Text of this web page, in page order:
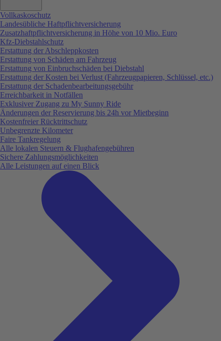
Vollkaskoschutz
Landesübliche Haftpflichtversicherung
Zusatzhaftpflichtversicherung in Höhe von 10 Mio. Euro
Kfz-Diebstahlschutz
Erstattung der Abschleppkosten
Erstattung von Schäden am Fahrzeug
Erstattung von Einbruchschäden bei Diebstahl
Erstattung der Kosten bei Verlust (Fahrzeugpapieren, Schlüssel, etc.)
Erstattung der Schadenbearbeitungsgebühr
Erreichbarkeit in Notfällen
Exklusiver Zugang zu My Sunny Ride
Änderungen der Reservierung bis 24h vor Mietbeginn
Kostenfreier Rücktrittschutz
Unbegrenzte Kilometer
Faire Tankregelung
Alle lokalen Steuern & Flughafengebühren
Sichere Zahlungsmöglichkeiten
Alle Leistungen auf einen Blick